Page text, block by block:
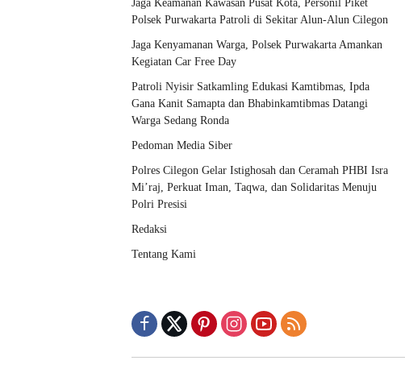
Jaga Keamanan Kawasan Pusat Kota, Personil Piket
Polsek Purwakarta Patroli di Sekitar Alun-Alun Cilegon
Jaga Kenyamanan Warga, Polsek Purwakarta Amankan
Kegiatan Car Free Day
Patroli Nyisir Satkamling Edukasi Kamtibmas, Ipda
Gana Kanit Samapta dan Bhabinkamtibmas Datangi
Warga Sedang Ronda
Pedoman Media Siber
Polres Cilegon Gelar Istighosah dan Ceramah PHBI Isra
Mi’raj, Perkuat Iman, Taqwa, dan Solidaritas Menuju
Polri Presisi
Redaksi
Tentang Kami